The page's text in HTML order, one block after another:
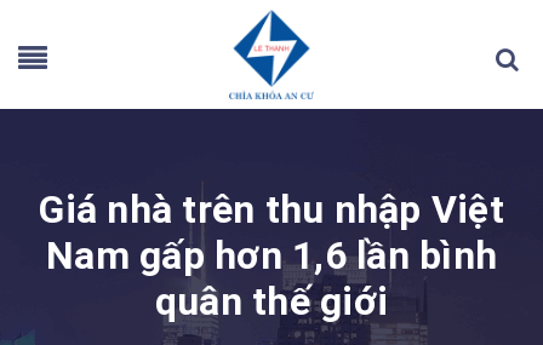
Giá nhà trên thu nhập Việt
Nam gấp hơn 1,6 lần bình
quân thế giới